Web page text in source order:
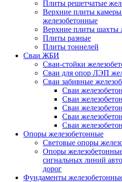
Плиты решетчатые
Верхние плиты камеры
железобетонные
Верхние плиты шахты
Плиты разные
Плиты тоннелей
Сваи ЖБИ
Сваи-стойки
Сваи для опор ЛЭП
Сваи забивные
Сваи
Сваи
Сваи
Сваи
Сваи
Опоры железобетонные
Световые опоры
Опоры
сигнальных линий
дорог
Фундаменты